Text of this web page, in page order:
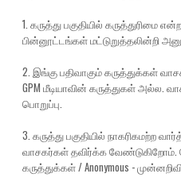
1. கருத்து பகுதியில் கருத்துரிமை
பின்னூட்டங்கள் மட்டுறுத்தலின்றி
2. இங்கு பதிவாகும் கருத்துக்கள்
GPM மீடியாவின் கருத்துகள் அல்ல.
பொறுப்பு.
3. கருத்து பகுதியில் நாகரிகமற்ற
வாசகர்கள் தவிர்க்க
கருத்துக்கள் / Anonymous -